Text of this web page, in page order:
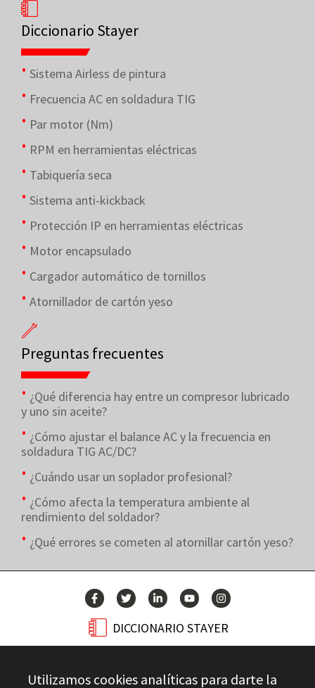
Diccionario Stayer
Sistema Airless de pintura
Frecuencia AC en soldadura TIG
Par motor (Nm)
RPM en herramientas eléctricas
Tabiquería seca
Sistema anti-kickback
Protección IP en herramientas eléctricas
Motor encapsulado
Cargador automático de tornillos
Atornillador de cartón yeso
Preguntas frecuentes
¿Qué diferencia hay entre un compresor lubricado
y uno sin aceite?
¿Cómo ajustar el balance AC y la frecuencia en
soldadura TIG AC/DC?
¿Cuándo usar un soplador profesional?
¿Cómo afecta la temperatura ambiente al
rendimiento del soldador?
¿Qué errores se cometen al atornillar cartón yeso?
DICCIONARIO STAYER
Utilizamos cookies analíticas para darte la